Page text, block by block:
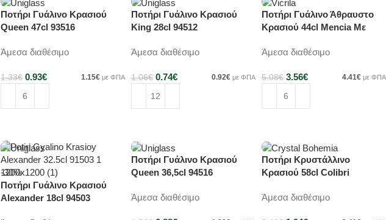
-30%
Ποτήρι Γυάλινο Κρασιού
Queen 47cl 93516
Άμεσα διαθέσιμο
1.33€ 0.93€ 1.15€ με ΦΠΑ
-30%
Ποτήρι Γυάλινο Κρασιού
King 28cl 94512
Άμεσα διαθέσιμο
1.06€ 0.74€ 0.92€ με ΦΠΑ
-30%
Ποτήρι Γυάλινο Άθραυστο
Κρασιού 44cl Mencia Με
Άμεσα διαθέσιμο
5.08€ 3.56€ 4.41€ με ΦΠΑ
-30%
Ποτήρι Γυάλινο Κρασιού
Alexander 18cl 94503
-30%
Ποτήρι Γυάλινο Κρασιού
Queen 36,5cl 94516
Άμεσα διαθέσιμο
-20%
Ποτήρι Κρυστάλλινο
Κρασιού 58cl Colibri
Άμεσα διαθέσιμο